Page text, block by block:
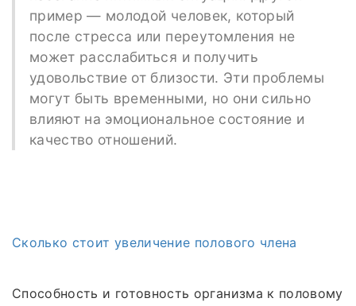
пример — молодой человек, который
после стресса или переутомления не
может расслабиться и получить
удовольствие от близости. Эти проблемы
могут быть временными, но они сильно
влияют на эмоциональное состояние и
качество отношений.
Сколько стоит увеличение полового члена
Способность и готовность организма к половому